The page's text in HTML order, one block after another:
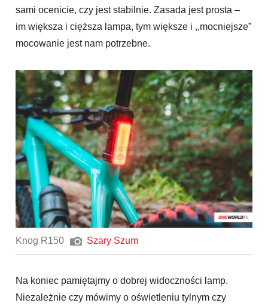
sami ocenicie, czy jest stabilnie. Zasada jest prosta –
im większa i cięższa lampa, tym większe i ,,mocniejsze”
mocowanie jest nam potrzebne.
Knog R150 Szary Szum
Na koniec pamiętajmy o dobrej widoczności lamp.
Niezależnie czy mówimy o oświetleniu tylnym czy